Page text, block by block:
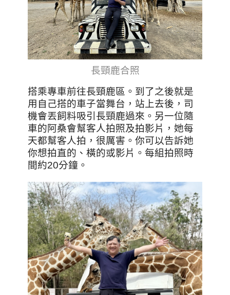
長頸鹿合照
搭乘專車前往長頸鹿區。到了之後就是
用自己搭的車子當舞台，站上去後，司
機會丟飼料吸引長頸鹿過來。另一位隨
車的阿桑會幫客人拍照及拍影片，她每
天都幫客人拍，很厲害。你可以告訴她
你想拍直的、橫的或影片。每組拍照時
間約20分鐘。